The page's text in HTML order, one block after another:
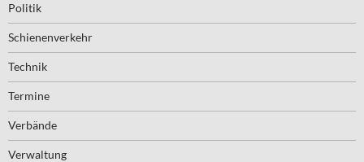
Politik
Schienenverkehr
Technik
Termine
Verbände
Verwaltung